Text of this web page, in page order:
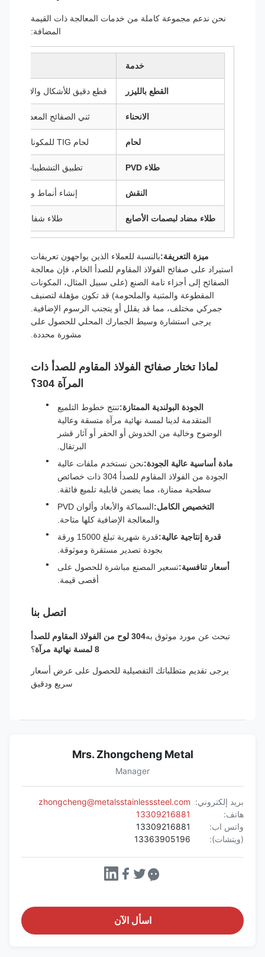
نحن ندعم مجموعة كاملة من خدمات المعالجة ذات القيمة
المضافة:
خدمة
القطع بالليزر قطع دقيق للأشكال والأحجام
الانحناء ثني الصفائح المعدنية
لحام لحام TIG للمكونات النهائية المرآة
طلاء PVD تطبيق التشطيبات اللونية
النقش إنشاء أنماط
طلاء مضاد لبصمات الأصابع طلاء شفاف
ميزة التعريفة:بالنسبة للعملاء الذين يواجهون تعريفات
استيراد على صفائح الفولاذ المقاوم للصدأ الخام، فإن معالجة
الصفائح إلى أجزاء تامة الصنع (على سبيل المثال، المكونات
المقطوعة والمثنية والملحومة) قد تكون مؤهلة لتصنيف
جمركي مختلف، مما قد يقلل أو يتجنب الرسوم الإضافية.
يرجى استشارة وسيط الجمارك المحلي للحصول على
مشورة محددة.
لماذا تختار صفائح الفولاذ المقاوم للصدأ ذات
المرآة 304؟
الجودة البولندية الممتازة:تنتج خطوط التلميع
المتقدمة لدينا لمسة نهائية مرآة متسقة وعالية
الوضوح وخالية من الخدوش أو الحفر أو آثار قشر
البرتقال.
مادة أساسية عالية الجودة:نحن نستخدم ملفات عالية
الجودة من الفولاذ المقاوم للصدأ 304 ذات خصائص
سطحية ممتازة، مما يضمن قابلية تلميع فائقة.
التخصيص الكامل:
السماكة والأبعاد وألوان PVD
والمعالجة الإضافية كلها متاحة.
قدرة إنتاجية عالية:
قدرة شهرية تبلغ 15000 ورقة
بجودة تصدير مستقرة وموثوقة.
أسعار تنافسية:تسعير المصنع مباشرة للحصول على
أقصى قيمة.
اتصل بنا
تبحث عن مورد موثوق به
304 لوح من الفولاذ المقاوم للصدأ
8 لمسة نهائية مرآة
؟
يرجى تقديم متطلباتك التفصيلية للحصول على عرض أسعار
سريع ودقيق
Mrs. Zhongcheng Metal
Manager
بريد إلكتروني: zhongcheng@metalsstainlesssteel.com
هاتف:
13309216881
واتس اب:
13309216881
(ويتشات):
13363905196
اسأل الآن